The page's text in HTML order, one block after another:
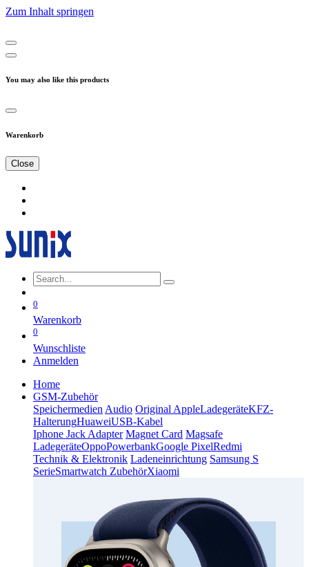
Zum Inhalt springen
You may also like this products
Warenkorb
Close
0
Warenkorb
0
Wunschliste
Anmelden
Home
GSM-Zubehör
Speichermedien Audio Original AppleLadegeräteKFZ-
HalterungHuaweiUSB-Kabel
Iphone Jack Adapter Magnet Card Magsafe
LadegeräteOppoPowerbankGoogle PixelRedmi
Technik & Elektronik Ladeneinrichtung Samsung S
SerieSmartwatch ZubehörXiaomi